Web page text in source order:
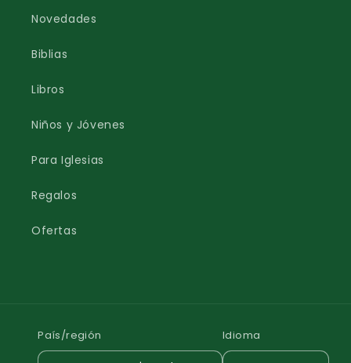
Novedades
Biblias
Libros
Niños y Jóvenes
Para Iglesias
Regalos
Ofertas
País/región Idioma